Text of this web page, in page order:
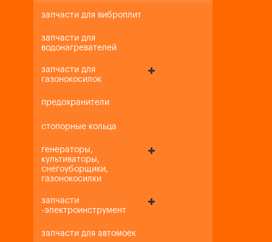
запчасти для виброплит
запчасти для
водонагревателей
запчасти для
газонокосилок
предохранители
стопорные кольца
генераторы,
культиваторы,
снегоуборщики,
газонокосилки
запчасти
-электроинструмент
запчасти для автомоек